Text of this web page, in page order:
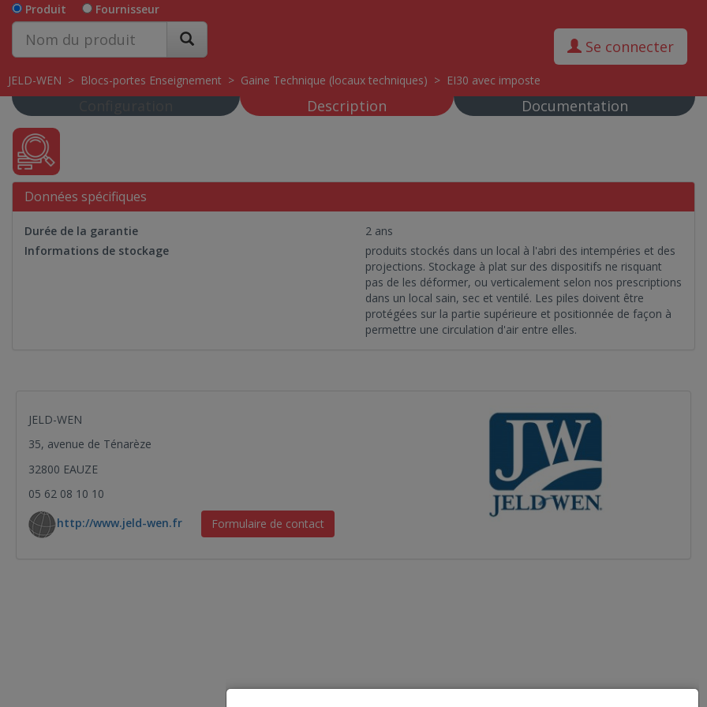
Produit Fournisseur
Se connecter
JELD-WEN > Blocs-portes Enseignement > Gaine Technique (locaux techniques) > EI30 avec imposte
Description Documentation
Données spécifiques
Durée de la garantie
2 ans
Informations de stockage
produits stockés dans un local à l'abri des intempéries et des
projections. Stockage à plat sur des dispositifs ne risquant
pas de les déformer, ou verticalement selon nos prescriptions
dans un local sain, sec et ventilé. Les piles doivent être
protégées sur la partie supérieure et positionnée de façon à
permettre une circulation d'air entre elles.
JELD-WEN
35, avenue de Ténarèze
32800 EAUZE
05 62 08 10 10
http://www.jeld-wen.fr
Formulaire de contact